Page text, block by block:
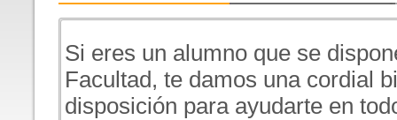
Si eres un alumno que se
Facultad, te damos una cordial
disposición para ayudarte en